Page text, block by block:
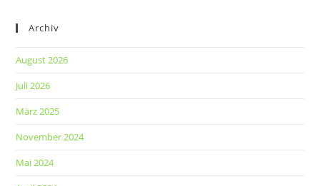
Archiv
August 2026
Juli 2026
März 2025
November 2024
Mai 2024